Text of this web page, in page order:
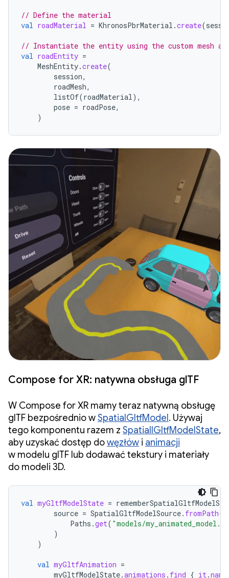
// Define the material
val roadMaterial = KhronosPbrMaterial .create(
// Instantiate the entity using the custom mesh
val roadEntity =
MeshEntity.create(
session,
roadMesh,
listOf(roadMaterial),
pose = roadPose,
)
Compose for XR: natywna obsługa glTF
W Compose for XR mamy teraz natywną obsługę
glTF bezpośrednio wSpatialGltfModel . Używaj
tego komponentu razem z SpatiallGltfModelState,
aby uzyskać dostęp dowęzłów i animacji
w modelu glTF lub dodawać tekstury i materiały
do modeli 3D.
val myGltfModelState =
source = SpatialGltfModelSource. fromPath(
Paths .get( "models/
)
)
val myGltfAnimation =
myGltfModelState.animations . find { it.name